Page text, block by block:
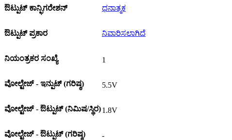
ಔಟ್ಪುಟ್ ಕಾನ್ಫಿಗರೇಶನ್ ಧನಾತ್ಮಕ
ಔಟ್ಪುಟ್ ಪ್ರಕಾರ ನಿವಾರಿಸಲಾಗಿದೆ
ನಿಯಂತ್ರಕರ ಸಂಖ್ಯೆ 1
ವೋಲ್ಟೇಜ್ - ಇನ್ಪುಟ್ (ಗರಿಷ್ಠ) 5.5V
ವೋಲ್ಟೇಜ್ - ಔಟ್ಪುಟ್ (ನಿಮಿಷ/ಸ್ಥಿರ)1.8V
ವೋಲ್ಟೇಜ್ - ಔಟ್ಪುಟ್ (ಗರಿಷ್ಠ) -